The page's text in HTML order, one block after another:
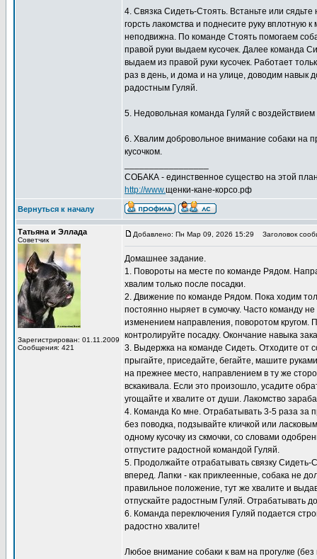
4. Связка Сидеть-Стоять. Встаньте или
горсть лакомства и поднесите руку вплотную
неподвижна. По команде Стоять помогаем
правой руки выдаем кусочек. Далее команда
выдаем из правой руки кусочек. Работает
раз в день, и дома и на улице, доводим навык
радостным Гуляй.
5. Недовольная команда Гуляй с воздействием
6. Хвалим добровольное внимание собаки на
кусочком.
СОБАКА - единственное существо на этой
http://www.щенки-кане-корсо.рф
Вернуться к началу
Татьяна и Эллада
Советчик
Зарегистрирован: 01.11.2009
Сообщения: 421
Добавлено: Пн Мар 09, 2026 15:29 Заголовок
Домашнее задание.
1. Повороты на месте по команде Рядом.
хвалим только после посадки.
2. Движение по команде Рядом. Пока ходим
постоянно ныряет в сумочку. Часто команду
изменением направления, поворотом кругом.
контролируйте посадку. Окончание навыка
3. Выдержка на команде Сидеть. Отходите от
прыгайте, приседайте, бегайте, машите
на прежнее место, направлением в ту же
вскакивала. Если это произошло, усадите
угощайте и хвалите от души. Лакомство
4. Команда Ко мне. Отрабатывать 3-5 раза за
без поводка, подзывайте кличкой или
одному кусочку из скмочки, со словами
отпустите радостной командой Гуляй.
5. Продолжайте отрабатывать связку Сидеть-
вперед. Лапки - как приклеенные, собака не
правильное положение, тут же хвалите и
отпускайте радостным Гуляй. Отрабатывать
6. Команда переключения Гуляй подается
радостно хвалите!
Любое внимание собаки к вам на прогулке